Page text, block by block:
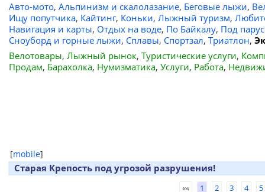
Авто-мото, Альпинизм и скалолазание, Беговые лыжи,
Ищу попутчика, Кайтинг, Коньки, Лыжный туризм,
Навигация и карты, Отдых на воде, По Байкалу, Под
Сноуборд и горные лыжи, Сплавы, Спортзал, Триатлон,
Велотовары, Лыжный рынок, Туристические услуги,
Продам, Барахолка, Нумизматика, Услуги, Работа,
[mobile]
Старая Крепость под угрозой разрушения!
«« 1 2 3 4 5